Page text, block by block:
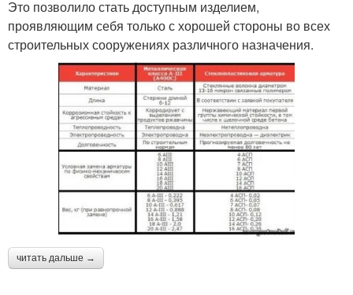
Это позволило стать доступным изделием,
проявляющим себя только с хорошей стороны во всех
строительных сооружениях различного назначения.
читать дальше →